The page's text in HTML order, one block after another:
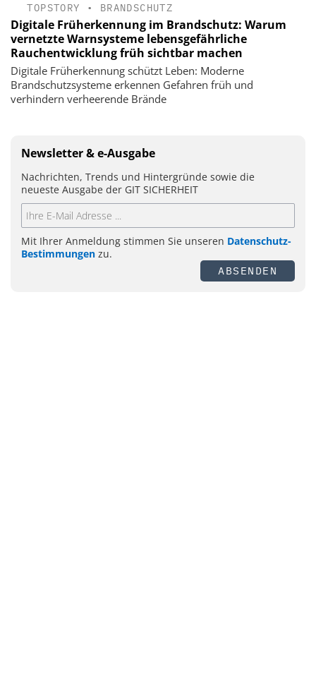
TOPSTORY • BRANDSCHUTZ
Digitale Früherkennung im Brandschutz: Warum
vernetzte Warnsysteme lebensgefährliche
Rauchentwicklung früh sichtbar machen
Digitale Früherkennung schützt Leben: Moderne
Brandschutzsysteme erkennen Gefahren früh und
verhindern verheerende Brände
Newsletter & e-Ausgabe
Nachrichten, Trends und Hintergründe sowie die
neueste Ausgabe der GIT SICHERHEIT
Mit Ihrer Anmeldung stimmen Sie unseren Datenschutz-
Bestimmungen zu.
ABSENDEN